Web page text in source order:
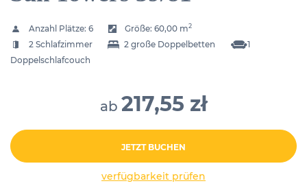
Anzahl Plätze: 6 Größe:60,00 m2
2 Schlafzimmer 2 große Doppelbetten
1
Doppelschlafcouch
ab 217,55 zł
JETZT BUCHEN
verfügbarkeit prüfen